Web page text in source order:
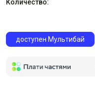
Количество:
доступен Мультибай